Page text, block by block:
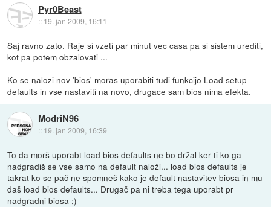
Pyr0Beast
:: 19. jan 2009, 16:11
Saj ravno zato. Raje si vzeti par minut vec casa pa si sistem urediti,
kot pa potem obzalovati ...
Ko se nalozi nov 'bios' moras uporabiti tudi funkcijo Load setup
defaults in vse nastaviti na novo, drugace sam bios nima efekta.
ModriN96
:: 19. jan 2009, 16:39
To da morš uporabt load bios defaults ne bo držal ker ti ko ga
nadgradiš se vse samo na default naloži... load bios defaults je
takrat ko se pač ne spomneš kako je default nastavitev biosa in mu
daš load bios defaults... Drugač pa ni treba tega uporabt pr
nadgradni biosa ;)